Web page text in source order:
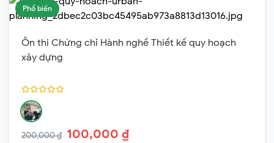
Phổ biến
Ôn thi Chứng chỉ Hành nghề Thiết kế quy hoạch
xây dựng
200,000 ₫ 100,000 ₫